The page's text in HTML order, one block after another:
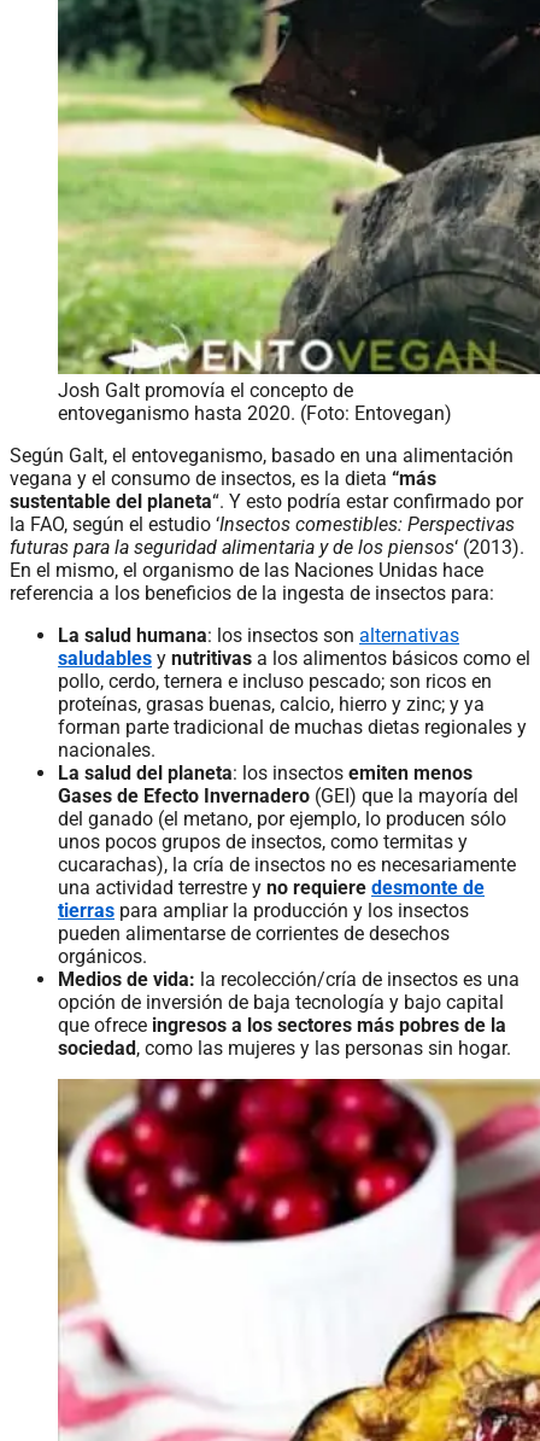
Josh Galt promovía el concepto de
entoveganismo hasta 2020. (Foto: Entovegan)
Según Galt, el entoveganismo, basado en una alimentación
vegana y el consumo de insectos, es la dieta “más
sustentable del planeta“. Y esto podría estar confirmado por
la FAO, según el estudio ‘Insectos comestibles: Perspectivas
futuras para la seguridad alimentaria y de los piensos‘ (2013).
En el mismo, el organismo de las Naciones Unidas hace
referencia a los beneficios de la ingesta de insectos para:
La salud humana: los insectos son alternativas
saludables y nutritivas a los alimentos básicos como el
pollo, cerdo, ternera e incluso pescado; son ricos en
proteínas, grasas buenas, calcio, hierro y zinc; y ya
forman parte tradicional de muchas dietas regionales y
nacionales.
La salud del planeta: los insectos emiten menos
Gases de Efecto Invernadero (GEI) que la mayoría del
del ganado (el metano, por ejemplo, lo producen sólo
unos pocos grupos de insectos, como termitas y
cucarachas), la cría de insectos no es necesariamente
una actividad terrestre y no requiere desmonte de
tierras para ampliar la producción y los insectos
pueden alimentarse de corrientes de desechos
orgánicos.
Medios de vida: la recolección/cría de insectos es una
opción de inversión de baja tecnología y bajo capital
que ofrece ingresos a los sectores más pobres de la
sociedad, como las mujeres y las personas sin hogar.